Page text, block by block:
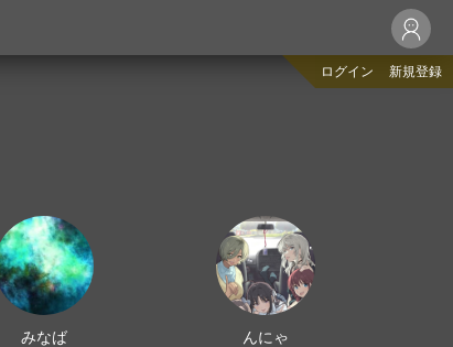
ログイン 新規登録
みなば んにゃ